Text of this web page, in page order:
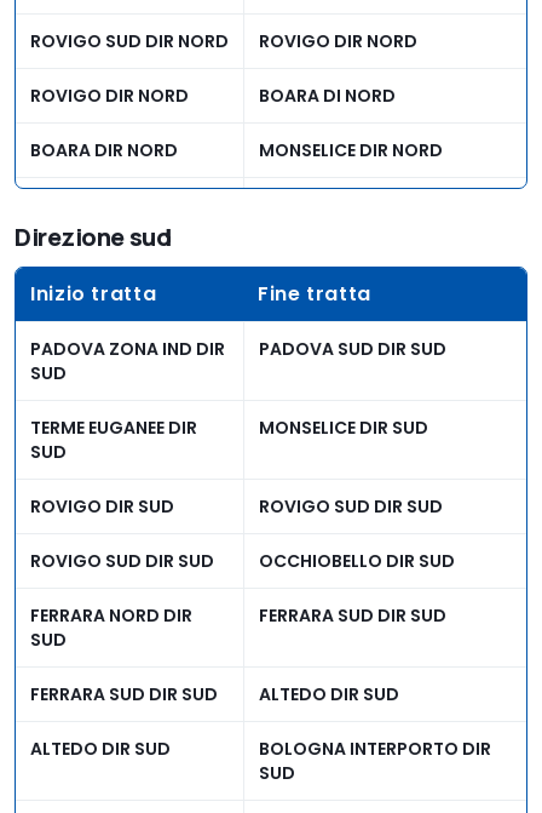
ROVIGO SUD DIR NORD ROVIGO DIR NORD
ROVIGO DIR NORD BOARA DI NORD
BOARA DIR NORD MONSELICE DIR NORD
NORD
Direzione sud
Inizio tratta Fine tratta
PADOVA ZONA IND DIR
SUD
PADOVA SUD DIR SUD
TERME EUGANEE DIR
SUD
MONSELICE DIR SUD
ROVIGO DIR SUD ROVIGO SUD DIR SUD
ROVIGO SUD DIR SUD OCCHIOBELLO DIR SUD
FERRARA NORD DIR
SUD
FERRARA SUD DIR SUD
FERRARA SUD DIR SUD ALTEDO DIR SUD
ALTEDO DIR SUD
BOLOGNA INTERPORTO DIR
SUD